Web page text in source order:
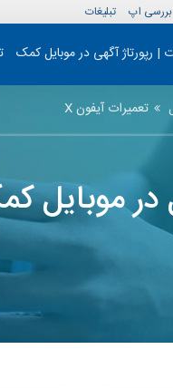
بررسی اپ تبلیغات
| رپورتاژ آگهی در موبایل کمک
تعمیرات آیفون X